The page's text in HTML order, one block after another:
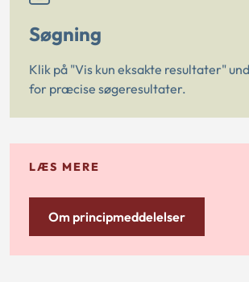
Søgning
Klik på "Vis kun eksakte resultater"
for præcise søgeresultater.
LÆS MERE
Om principmeddelelser